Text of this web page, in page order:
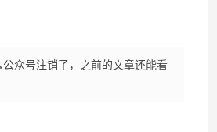
众号注销了，之前的文章还能看